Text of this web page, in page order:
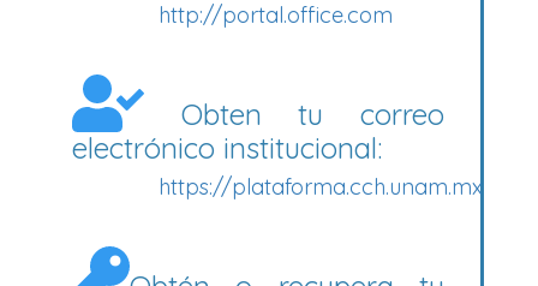
http://portal.office.com
Obten tu correo
electrónico institucional:
https://plataforma.cch.unam.mx